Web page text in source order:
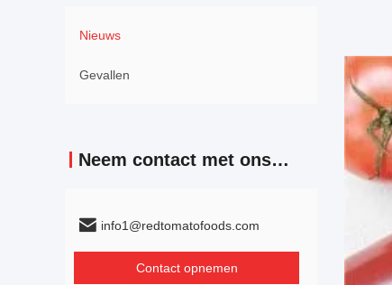
Nieuws
Gevallen
Neem contact met ons op
info1@redtomatofoods.com
Contact opnemen